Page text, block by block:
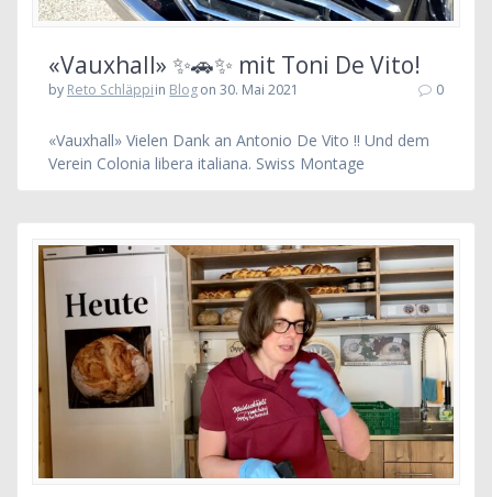
«Vauxhall» ✨🚗✨ mit Toni De Vito!
by Reto Schläppiin Blogon 30. Mai 2021 0
«Vauxhall» Vielen Dank an Antonio De Vito !! Und dem
Verein Colonia libera italiana. Swiss Montage